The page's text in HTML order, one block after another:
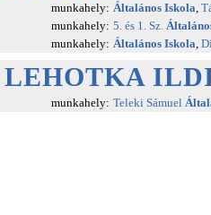
munkahely: Általános Iskola,
munkahely: 5. és 1. Sz.
munkahely: Általános Iskola,
LEHOTKA
munkahely: Teleki Sámuel